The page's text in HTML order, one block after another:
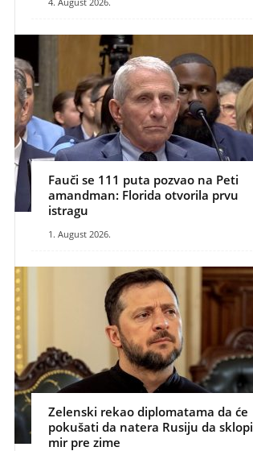
Fauči se 111 puta pozvao na Peti
amandman: Florida otvorila prvu
istragu
1. August 2026.
Zelenski rekao diplomatama da će
pokušati da natera Rusiju da sklopi
mir pre zime